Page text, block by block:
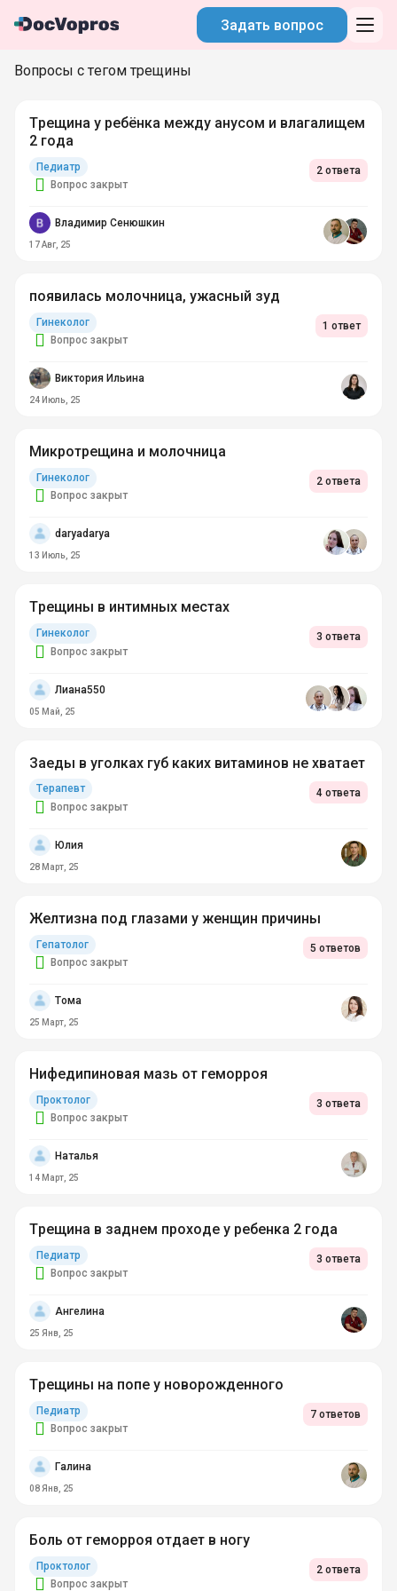
Задать вопрос
Вопросы с тегом трещины
Трещина у ребёнка между анусом и влагалищем
2 года
Педиатр
Вопрос закрыт
2 ответа
Владимир Сенюшкин
17 Авг, 25
появилась молочница, ужасный зуд
Гинеколог
Вопрос закрыт
1 ответ
Виктория Ильина
24 Июль, 25
Микротрещина и молочница
Гинеколог
Вопрос закрыт
2 ответа
daryadarya
13 Июль, 25
Трещины в интимных местах
Гинеколог
Вопрос закрыт
3 ответа
Лиана550
05 Май, 25
Заеды в уголках губ каких витаминов не хватает
Терапевт
Вопрос закрыт
4 ответа
Юлия
28 Март, 25
Желтизна под глазами у женщин причины
Гепатолог
Вопрос закрыт
5 ответов
Тома
25 Март, 25
Нифедипиновая мазь от геморроя
Проктолог
Вопрос закрыт
3 ответа
Наталья
14 Март, 25
Трещина в заднем проходе у ребенка 2 года
Педиатр
Вопрос закрыт
3 ответа
Ангелина
25 Янв, 25
Трещины на попе у новорожденного
Педиатр
Вопрос закрыт
7 ответов
Галина
08 Янв, 25
Боль от геморроя отдает в ногу
Проктолог
Вопрос закрыт
2 ответа